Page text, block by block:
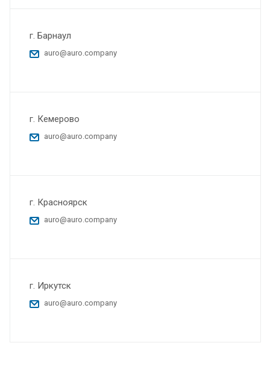
г. Барнаул
auro@auro.company
г. Кемерово
auro@auro.company
г. Красноярск
auro@auro.company
г. Иркутск
auro@auro.company